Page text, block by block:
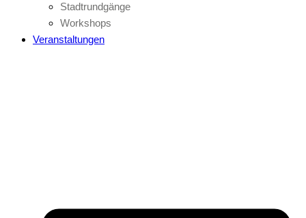
Stadtrundgänge
Workshops
Veranstaltungen